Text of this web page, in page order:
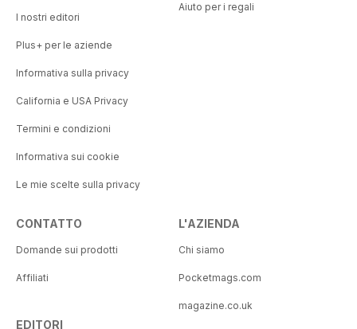
I nostri editori
Plus+ per le aziende
Informativa sulla privacy
California e USA Privacy
Termini e condizioni
Informativa sui cookie
Le mie scelte sulla privacy
Aiuto per i regali
CONTATTO
Domande sui prodotti
Affiliati
EDITORI
L'AZIENDA
Chi siamo
Pocketmags.com
magazine.co.uk